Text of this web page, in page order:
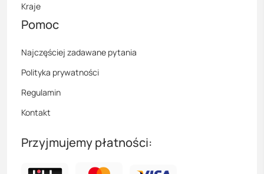
Kraje
Pomoc
Najczęściej zadawane pytania
Polityka prywatności
Regulamin
Kontakt
Przyjmujemy płatności: